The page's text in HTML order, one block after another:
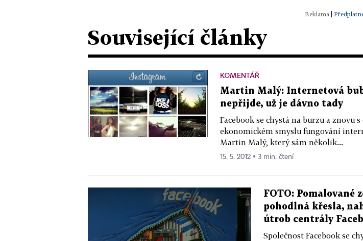
Související články
KOMENTÁŘ
Martin Malý: Internetová
nepřijde, už je dávno tady
Facebook se chystá na burzu a znovu
ekonomickém smyslu fungování
Martin Malý, který sám několik...
15. 5. 2012 ▪ 3 min. čtení
FOTO: Pomalované
pohodlná křesla,
útrob centrály
Společnost Facebook se